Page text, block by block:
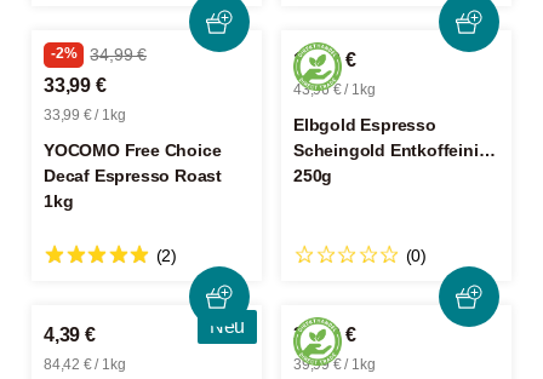
-2% 34,99 €
33,99 €
33,99 € / 1kg
YOCOMO Free Choice
Decaf Espresso Roast
1kg
(2)
10,99 €
43,96 € / 1kg
Elbgold Espresso
Scheingold Entkoffeiniert
250g
(0)
Neu
4,39 €
84,42 € / 1kg
39,99 €
39,99 € / 1kg